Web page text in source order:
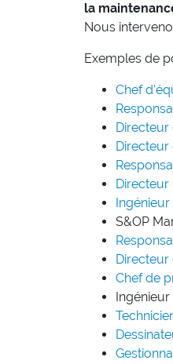
la
Nous
Exemples de
Chef
Directeur
Directeur
S&OP
Directeur
Chef de